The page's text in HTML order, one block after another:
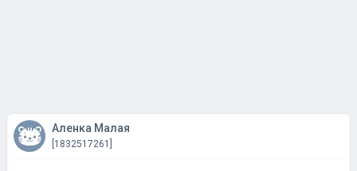
Аленка Малая
[1832517261]